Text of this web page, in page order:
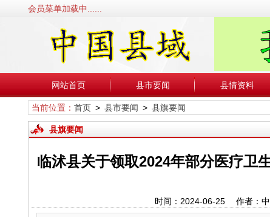
会员菜单加载中......
网站首页 县市要闻 县情资料
当前位置： 首页> 县市要闻 > 县旗要闻
县旗要闻
临沭县关于领取2024年部分医疗卫
时间：2024-06-25 作者：